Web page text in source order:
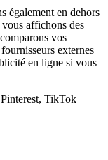
également en dehors
affichons des
vos
externes
en ligne si vous
TikTok